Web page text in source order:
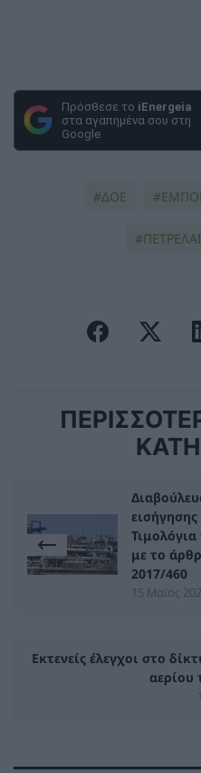
Πρόσθεσε το iEnergeia
στα αγαπημένα σου στη
Google
ΔΟΕ
με το
2017/460
15 Μαϊος
Εκτενείς έλεγχοι στο
αερίου